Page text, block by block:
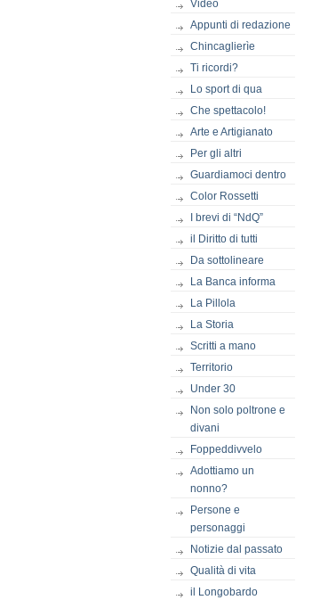
Video
Appunti di redazione
Chincaglierìe
Ti ricordi?
Lo sport di qua
Che spettacolo!
Arte e Artigianato
Per gli altri
Guardiamoci dentro
Color Rossetti
I brevi di “NdQ”
il Diritto di tutti
Da sottolineare
La Banca informa
La Pillola
La Storia
Scritti a mano
Territorio
Under 30
Non solo poltrone e
divani
Foppeddivvelo
Adottiamo un
nonno?
Persone e
personaggi
Notizie dal passato
Qualità di vita
il Longobardo